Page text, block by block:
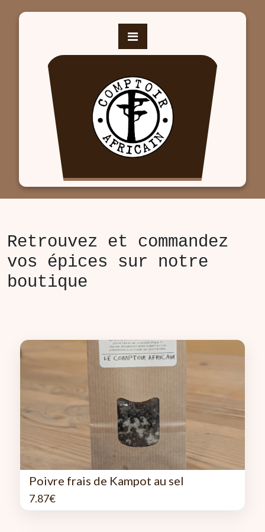
Retrouvez et commandez
vos épices sur notre
boutique
Poivre frais de Kampot au sel
7.87€